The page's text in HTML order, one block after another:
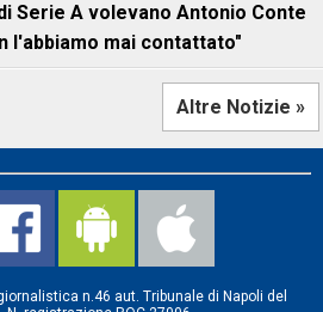
Serie A volevano Antonio Conte
l'abbiamo mai contattato"
Altre Notizie »
n.46 aut. Tribunale di Napoli del